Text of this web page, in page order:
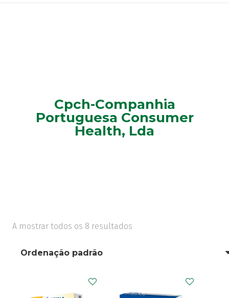
Cpch-Companhia
Portuguesa Consumer
Health, Lda
A mostrar todos os 8 resultados